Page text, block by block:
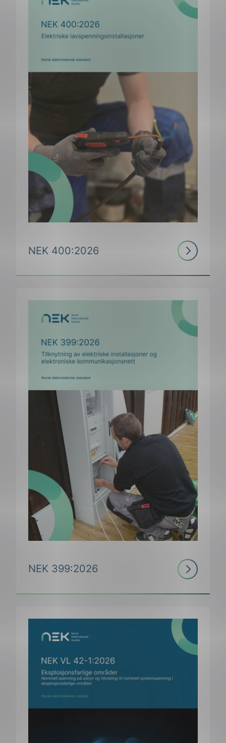
NEK 400:2026
Les
mer
NEK 399:2026
Les
mer